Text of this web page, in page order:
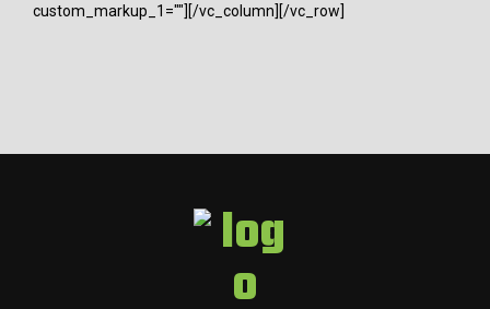
custom_markup_1=""][/vc_column][/vc_row]